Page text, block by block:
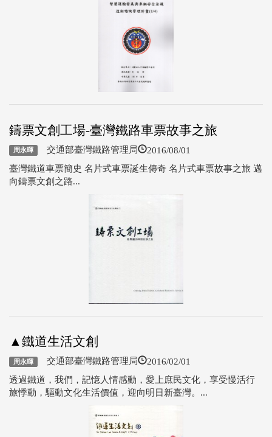
鑄票文創工場-臺灣鐵路車票故事之旅
周永暉 交通部臺灣鐵路管理局 2016/08/01
臺灣鐵道車票簡史 名片式車票誕生傳奇 名片式車票故事之旅 邁
向鑄票文創之路...
▲鐵道生活文創
周永暉 交通部臺灣鐵路管理局 2016/02/01
透過鐵道，我們，記憶人情感動，愛上庶民文化，享受慢活行
旅悸動，驅動文化生活價值，迎向明日新臺灣。...